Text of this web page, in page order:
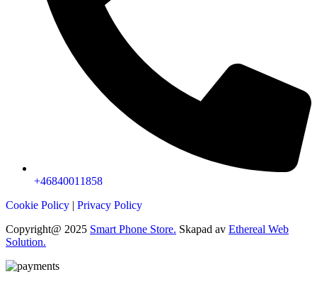
+46840011858
Cookie Policy | Privacy Policy
Copyright@ 2025 Smart Phone Store. Skapad av Ethereal Web
Solution.